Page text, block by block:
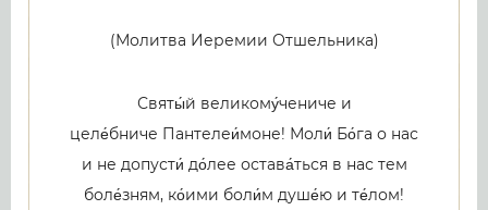
(Молитва Иеремии Отшельника)
Святы́й великому́чениче и
целе́бниче Пантелеи́моне! Моли́ Бо́га о нас
и не допусти́ до́лее остава́ться в нас тем
боле́зням, ко́ими боли́м душе́ю и те́лом!